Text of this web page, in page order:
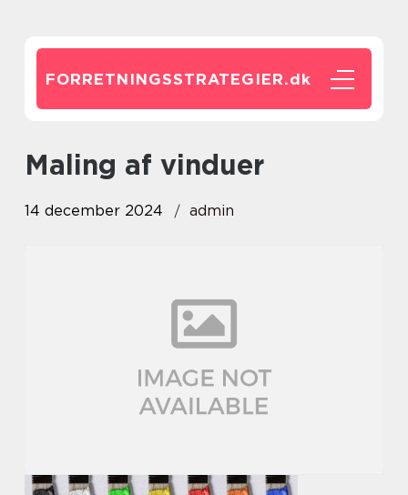
FORRETNINGSSTRATEGIER.dk
maling af vinduer
14 december 2024 admin